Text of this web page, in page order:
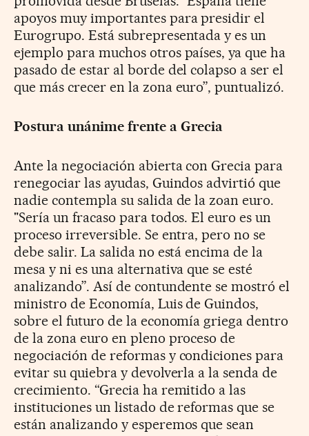
apoyos muy importantes para presidir el
Eurogrupo. Está subrepresentada y es un
ejemplo para muchos otros países, ya que ha
pasado de estar al borde del colapso a ser el
que más crecer en la zona euro”, puntualizó.
Postura unánime frente a Grecia
Ante la negociación abierta con Grecia para
renegociar las ayudas, Guindos advirtió que
nadie contempla su salida de la zoan euro.
"Sería un fracaso para todos. El euro es un
proceso irreversible. Se entra, pero no se
debe salir. La salida no está encima de la
mesa y ni es una alternativa que se esté
analizando”. Así de contundente se mostró el
ministro de Economía, Luis de Guindos,
sobre el futuro de la economía griega dentro
de la zona euro en pleno proceso de
negociación de reformas y condiciones para
evitar su quiebra y devolverla a la senda de
crecimiento. “Grecia ha remitido a las
instituciones un listado de reformas que se
están analizando y esperemos que sean